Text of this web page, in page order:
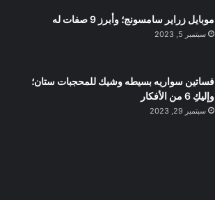
موبايل زراير سامسونج؛ وأبرز 9 صفات له
سبتمبر 5, 2023
فساتين سواريه بسيطه وشيك للمحجبات ستان؛
وإليكِ 6 من الأفكار
سبتمبر 29, 2023